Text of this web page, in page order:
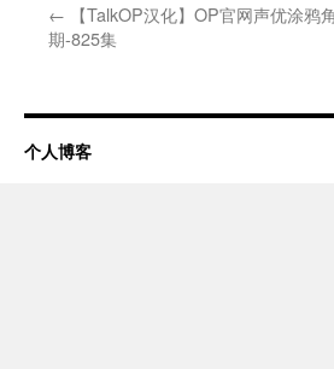
← 【TalkOP汉化】OP官网声优涂鸦
期-825集
个人博客